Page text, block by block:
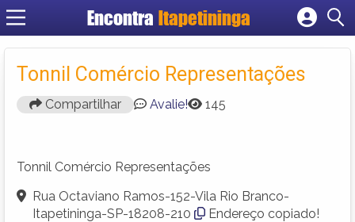
Encontra Itapetininga
Cadastrar empresa
Criar conta
Tonnil Comércio Representações
Compartilhar Avalie! 145
Tonnil Comércio Representações
Rua Octaviano Ramos-152-Vila Rio Branco-
Itapetininga-SP-18208-210
Endereço copiado!